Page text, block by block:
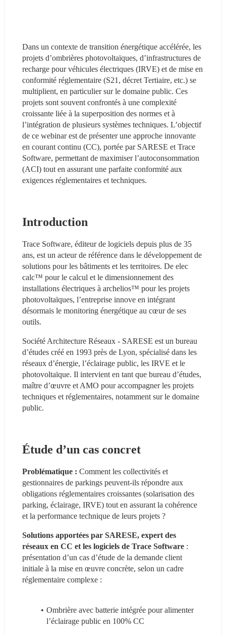
Dans un contexte de transition énergétique accélérée, les
projets d’ombrières photovoltaïques, d’infrastructures de
recharge pour véhicules électriques (IRVE) et de mise en
conformité réglementaire (S21, décret Tertiaire, etc.) se
multiplient, en particulier sur le domaine public. Ces
projets sont souvent confrontés à une complexité
croissante liée à la superposition des normes et à
l’intégration de plusieurs systèmes techniques. L’objectif
de ce webinar est de présenter une approche innovante
en courant continu (CC), portée par SARESE et Trace
Software, permettant de maximiser l’autoconsommation
(ACI) tout en assurant une parfaite conformité aux
exigences réglementaires et techniques.
Introduction
Trace Software, éditeur de logiciels depuis plus de 35
ans, est un acteur de référence dans le développement de
solutions pour les bâtiments et les territoires. De elec
calc™ pour le calcul et le dimensionnement des
installations électriques à archelios™ pour les projets
photovoltaïques, l’entreprise innove en intégrant
désormais le monitoring énergétique au cœur de ses
outils.
Société Architecture Réseaux - SARESE est un bureau
d’études créé en 1993 près de Lyon, spécialisé dans les
réseaux d’énergie, l’éclairage public, les IRVE et le
photovoltaïque. Il intervient en tant que bureau d’études,
maître d’œuvre et AMO pour accompagner les projets
techniques et réglementaires, notamment sur le domaine
public.
Étude d’un cas concret
Problématique : Comment les collectivités et
gestionnaires de parkings peuvent-ils répondre aux
obligations réglementaires croissantes (solarisation des
parking, éclairage, IRVE) tout en assurant la cohérence
et la performance technique de leurs projets ?
Solutions apportées par SARESE, expert des
réseaux en CC et les logiciels de Trace Software :
présentation d’un cas d’étude de la demande client
initiale à la mise en œuvre concrète, selon un cadre
réglementaire complexe :
Ombrière avec batterie intégrée pour alimenter
l’éclairage public en 100% CC